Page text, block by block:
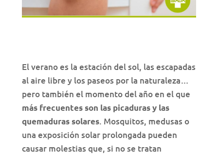
El verano es la estación del sol, las escapadas
al aire libre y los paseos por la naturaleza…
pero también el momento del año en el que
más frecuentes son las picaduras y las
quemaduras solares. Mosquitos, medusas o
una exposición solar prolongada pueden
causar molestias que, si no se tratan